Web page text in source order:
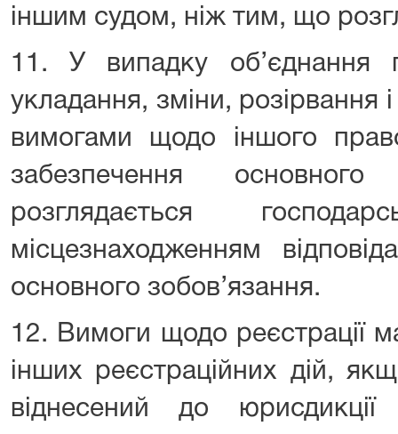
іншим судом, ніж тим, що
11. У випадку об’єднання
укладання, зміни, розірвання
вимогами щодо іншого
забезпечення
розглядається
місцезнаходженням
основного зобов’язання.
12. Вимоги щодо реєстрації
інших реєстраційних дій,
віднесений до юрисдикції